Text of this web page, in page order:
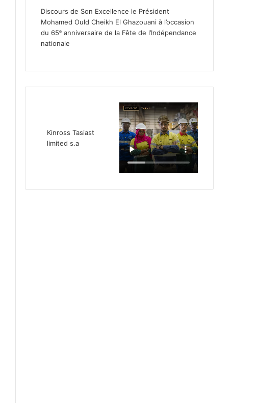
Discours de Son Excellence le Président
Mohamed Ould Cheikh El Ghazouani à l’occasion
du 65ᵉ anniversaire de la Fête de l’Indépendance
nationale
Kinross Tasiast
limited s.a